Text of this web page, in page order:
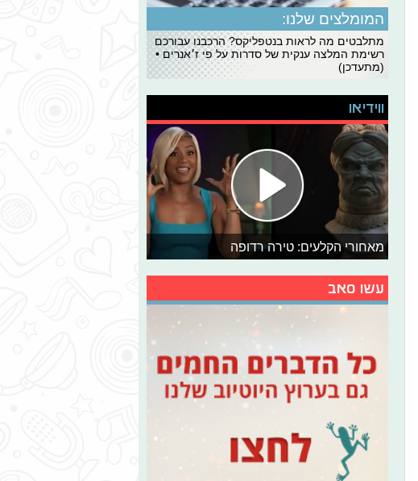
המומלצים שלנו:
מתלבטים מה לראות בנטפליקס? הרכבנו עבורכם
רשימת המלצה ענקית של סדרות על פי ז׳אנרים •
(מתעדכן)
ווידיאו
מאחורי הקלעים: טירה רדופה
עשו סאב